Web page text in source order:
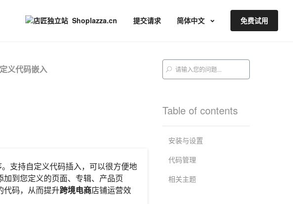
Shoplazza.cn 提交请求 简体中文 免费试用
义代码嵌入
支持自定义代码插入，可以很方便地
到您定义的页面、专辑、产品页
代码，从而提升跨境电商店铺运营效
Table of contents
安装与设置
代码管理
相关主题